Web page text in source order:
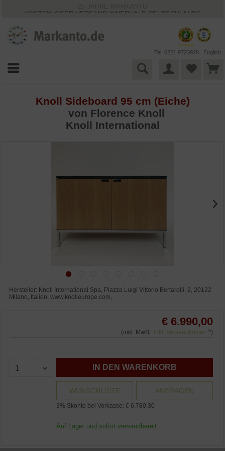
KOSTENLOSER VERSAND INNERHALB DEUTSCHLANDS
VIELFÄLTIGE ZAHLUNGSMÖGLICHKEITEN
BESTPRICE-GARANTIE
Tel. 0221 9723920 English
Knoll Sideboard 95 cm (Eiche)
von Florence Knoll
Knoll International
Hersteller: Knoll International Spa, Piazza Luigi Vittorio Bertarelli, 2, 20122
Milano, Italien, www.knolleurope.com,
€ 6.990,00
(inkl. MwSt. inkl. Versandkosten *)
IN DEN WARENKORB
WUNSCHLISTE ANFRAGEN
3% Skonto bei Vorkasse: € 6.780,30
Auf Lager und sofort versandbereit.